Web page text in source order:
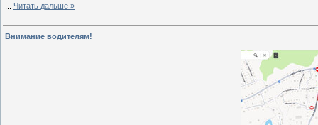
Читать дальше »
Внимание водителям!